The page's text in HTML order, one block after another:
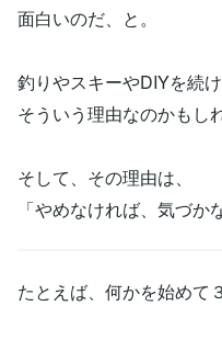
面白いのだ、と。
釣りやスキーやDIYを続け
そういう理由なのかもし
そして、その理由は、
「やめなければ、気づか
たとえば、何かを始めて